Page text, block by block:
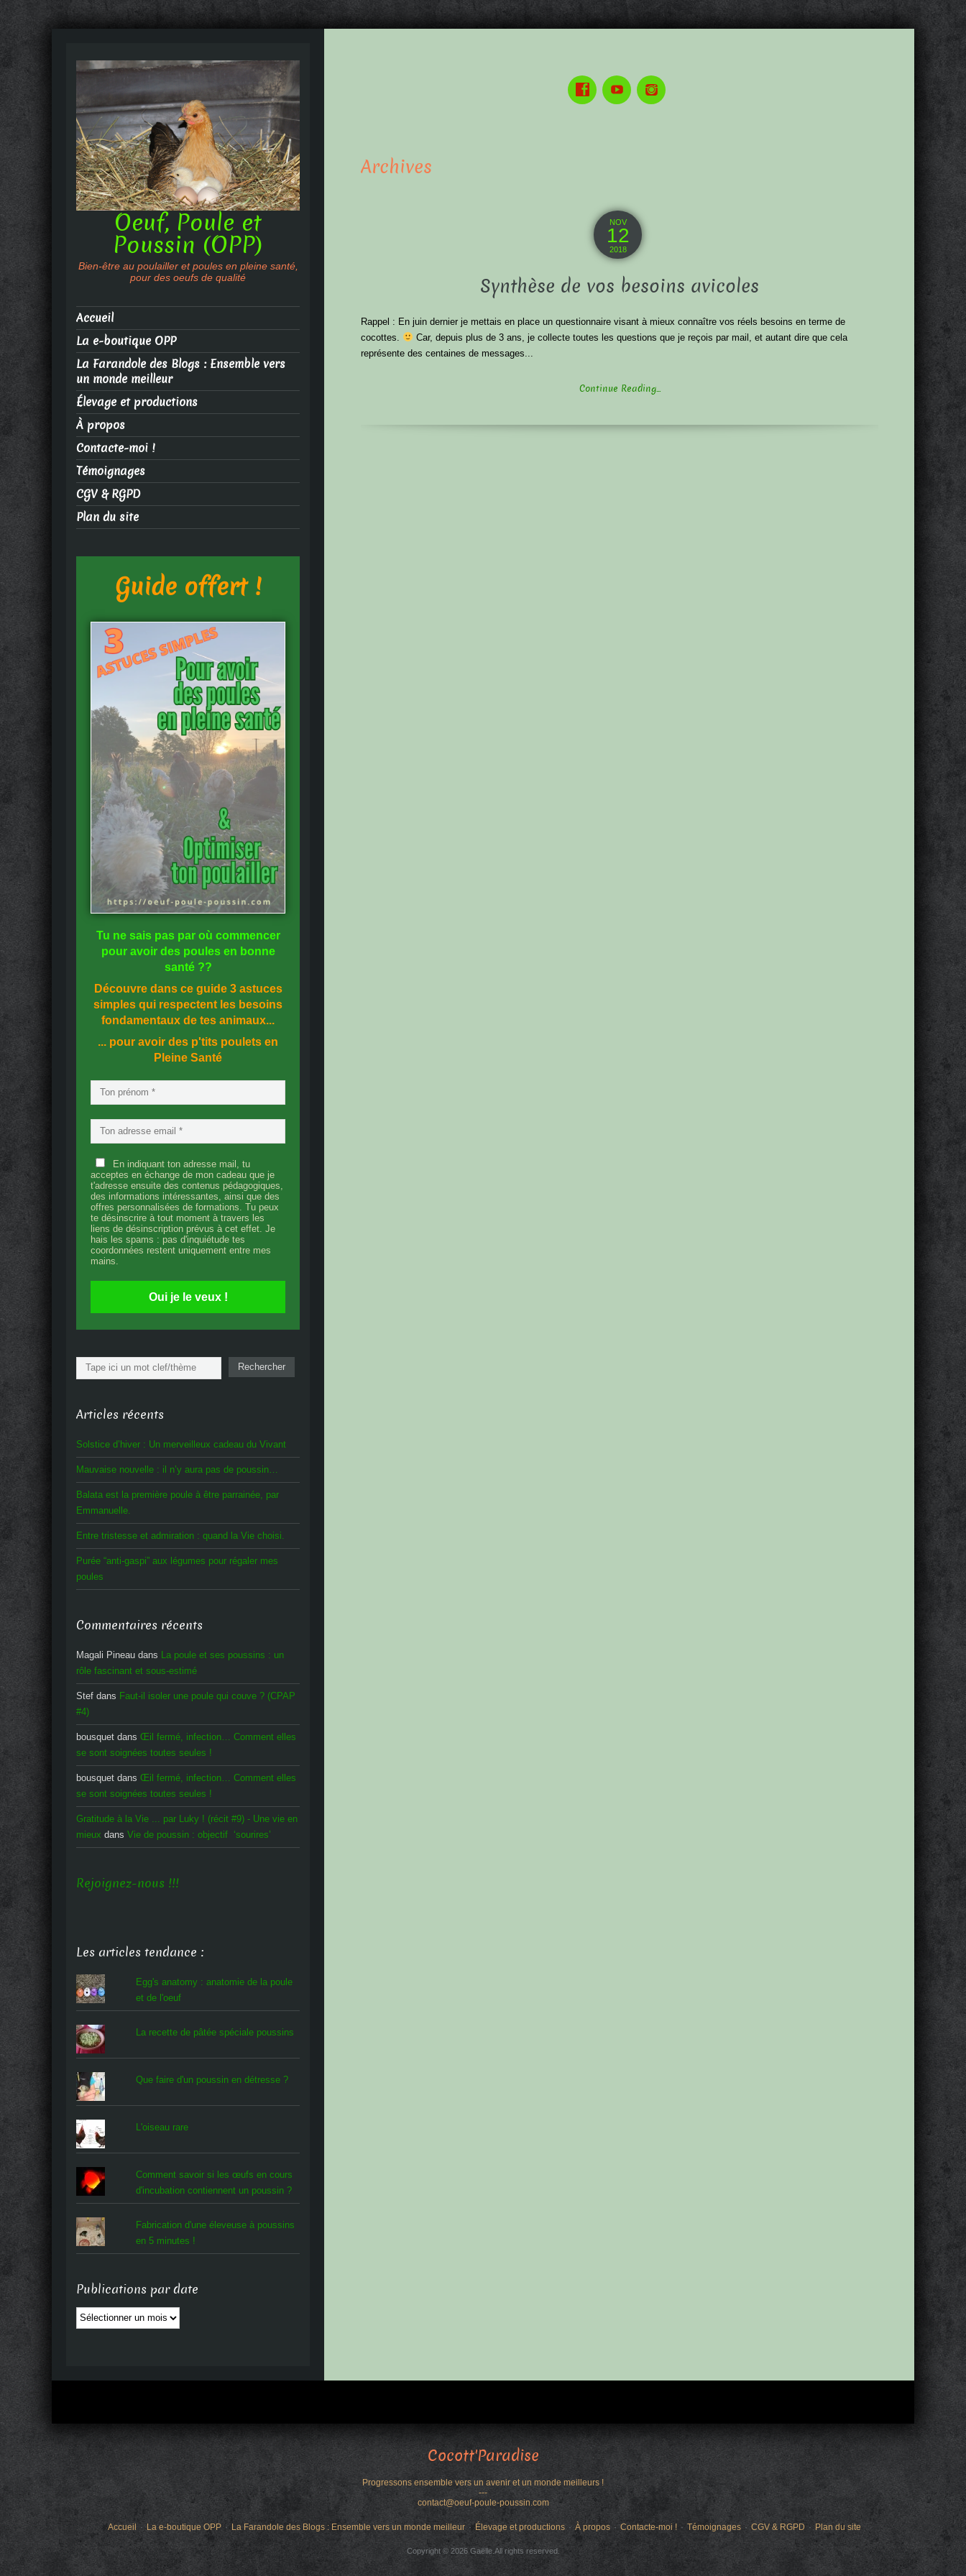
Archives
NOV
12
2018
Synthèse de vos besoins avicoles
Rappel : En juin dernier je mettais en place un questionnaire visant à mieux connaître vos réels besoins en terme de
cocottes.
Car, depuis plus de 3 ans, je collecte toutes les questions que je reçois par mail, et autant dire que cela
représente des centaines de messages...
Continue Reading...
Oeuf, Poule et
Poussin (OPP)
Bien-être au poulailler et poules en pleine santé,
pour des oeufs de qualité
Accueil
La e-boutique OPP
La Farandole des Blogs : Ensemble vers
un monde meilleur
Élevage et productions
À propos
Contacte-moi !
Témoignages
CGV & RGPD
Plan du site
Guide offert !
Tu ne sais pas par où commencer
pour avoir des poules en bonne
santé??
Découvre dans ce guide 3 astuces
simples qui respectent les besoins
fondamentaux de tes animaux...
... pour avoir des p'tits poulets en
Pleine Santé
En indiquant ton adresse mail, tu
acceptes en échange de mon cadeau que je
t'adresse ensuite des contenus pédagogiques,
des informations intéressantes, ainsi que des
offres personnalisées de formations. Tu peux
te désinscrire à tout moment à travers les
liens de désinscription prévus à cet effet. Je
hais les spams : pas d'inquiétude tes
coordonnées restent uniquement entre mes
mains.
Oui je le veux !
Rechercher Rechercher
Articles récents
Solstice d’hiver : Un merveilleux cadeau du Vivant
Mauvaise nouvelle : il n’y aura pas de poussin…
Balata est la première poule à être parrainée, par
Emmanuelle.
Entre tristesse et admiration : quand la Vie choisi.
Purée “anti-gaspi” aux légumes pour régaler mes
poules
Commentaires récents
Magali Pineau dans La poule et ses poussins : un
rôle fascinant et sous-estimé
Stef dans Faut-il isoler une poule qui couve ? (CPAP
#4)
bousquet dans Œil fermé, infection… Comment elles
se sont soignées toutes seules !
bousquet dans Œil fermé, infection… Comment elles
se sont soignées toutes seules !
Gratitude à la Vie ... par Luky ! (récit #9) - Une vie en
mieux dans Vie de poussin : objectif ‘sourires’
Rejoignez-nous !!!
Les articles tendance :
Egg's anatomy : anatomie de la poule
et de l'oeuf
La recette de pâtée spéciale poussins
Que faire d'un poussin en détresse ?
L'oiseau rare
Comment savoir si les œufs en cours
d'incubation contiennent un poussin ?
Fabrication d'une éleveuse à poussins
en 5 minutes !
Publications par date
Publications
par
Cocott'Paradise
Progressons ensemble vers un avenir et un monde meilleurs !
---
contact@oeuf-poule-poussin.com
Accueil La e-boutique OPP La Farandole des Blogs : Ensemble vers un monde meilleur Élevage et productions À propos Contacte-moi ! Témoignages CGV & RGPD Plan du site
Copyright © 2026 Gaëlle.All rights reserved.